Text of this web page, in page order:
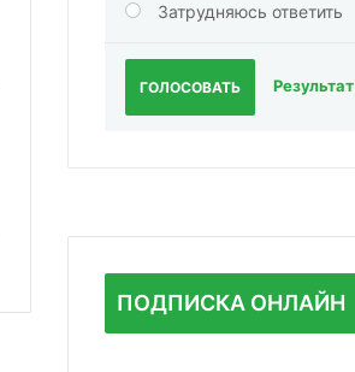
Затрудняюсь ответить
ГОЛОСОВАТЬ Результат
ПОДПИСКА ОНЛАЙН